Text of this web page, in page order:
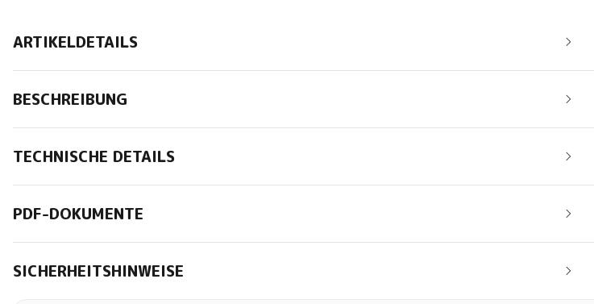
ARTIKELDETAILS
BESCHREIBUNG
TECHNISCHE DETAILS
PDF-DOKUMENTE
SICHERHEITSHINWEISE